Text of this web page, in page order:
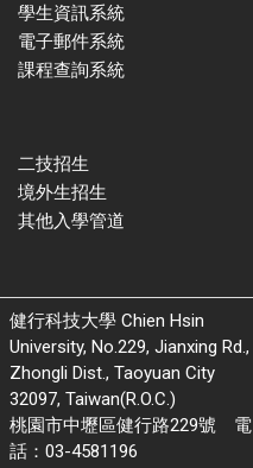
學生資訊系統
電子郵件系統
課程查詢系統
二技招生
境外生招生
其他入學管道
健行科技大學 Chien Hsin
University, No.229, Jianxing Rd.,
Zhongli Dist., Taoyuan City
32097, Taiwan(R.O.C.)
桃園市中壢區健行路229號 電
話：03-4581196